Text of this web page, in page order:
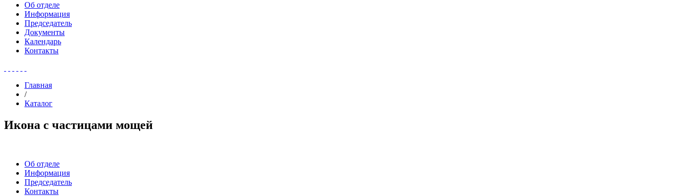
Об отделе
Информация
Председатель
Документы
Календарь
Контакты
Главная
/
Каталог
Икона с частицами мощей
Об отделе
Информация
Председатель
Контакты